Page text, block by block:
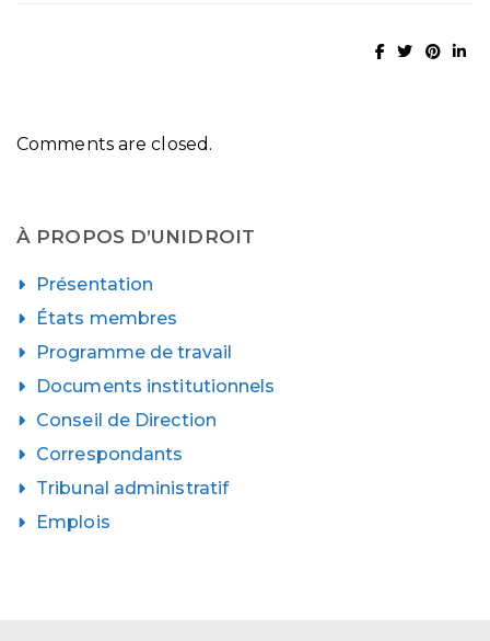
Comments are closed.
À PROPOS D’UNIDROIT
Présentation
États membres
Programme de travail
Documents institutionnels
Conseil de Direction
Correspondants
Tribunal administratif
Emplois